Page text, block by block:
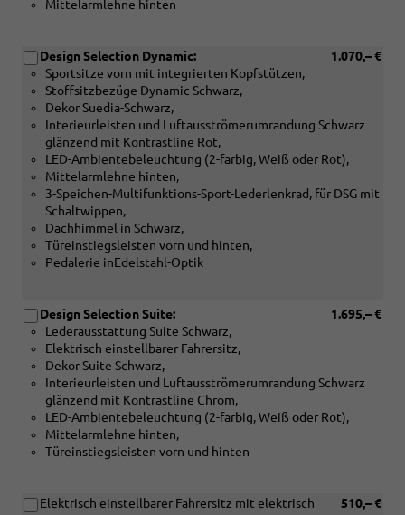
Mittelarmlehne hinten
1.070,– €
Design Selection Dynamic:
Sportsitze vorn mit integrierten Kopfstützen,
Stoffsitzbezüge Dynamic Schwarz,
Dekor Suedia-Schwarz,
Interieurleisten und Luftausströmerumrandung Schwarz
glänzend mit Kontrastline Rot,
LED-Ambientebeleuchtung (2-farbig, Weiß oder Rot),
Mittelarmlehne hinten,
3-Speichen-Multifunktions-Sport-Lederlenkrad, für DSG mit
Schaltwippen,
Dachhimmel in Schwarz,
Türeinstiegsleisten vorn und hinten,
Pedalerie inEdelstahl-Optik
1.695,– €
Design Selection Suite:
Lederausstattung Suite Schwarz,
Elektrisch einstellbarer Fahrersitz,
Dekor Suite Schwarz,
Interieurleisten und Luftausströmerumrandung Schwarz
glänzend mit Kontrastline Chrom,
LED-Ambientebeleuchtung (2-farbig, Weiß oder Rot),
Mittelarmlehne hinten,
Türeinstiegsleisten vorn und hinten
510,– €
Elektrisch einstellbarer Fahrersitz mit elektrisch